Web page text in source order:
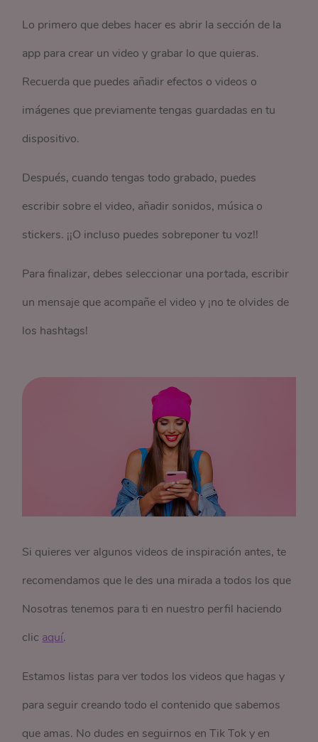
Lo primero que debes hacer es abrir la sección de la
app para crear un video y grabar lo que quieras.
Recuerda que puedes añadir efectos o videos o
imágenes que previamente tengas guardadas en tu
dispositivo.
Después, cuando tengas todo grabado, puedes
escribir sobre el video, añadir sonidos, música o
stickers. ¡¡O incluso puedes sobreponer tu voz!!
Para finalizar, debes seleccionar una portada, escribir
un mensaje que acompañe el video y ¡no te olvides de
los hashtags!
Si quieres ver algunos videos de inspiración antes, te
recomendamos que le des una mirada a todos los que
Nosotras tenemos para ti en nuestro perfil haciendo
clic aquí.
Estamos listas para ver todos los videos que hagas y
para seguir creando todo el contenido que sabemos
que amas. No dudes en seguirnos en Tik Tok y en